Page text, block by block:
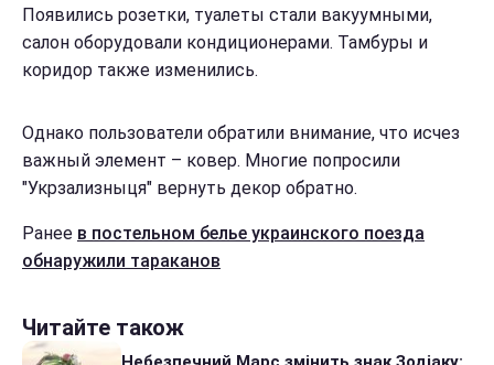
Появились розетки, туалеты стали вакуумными,
салон оборудовали кондиционерами. Тамбуры и
коридор также изменились.
Однако пользователи обратили внимание, что исчез
важный элемент – ковер. Многие попросили
"Укрзализныця" вернуть декор обратно.
Ранее в постельном белье украинского поезда
обнаружили тараканов
Читайте також